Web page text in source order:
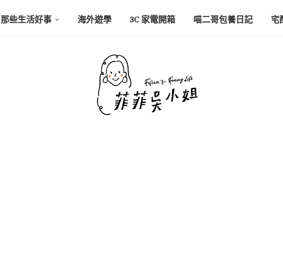
那些生活好事 海外遊學 3C 家電開箱 喵二哥包養日記 宅